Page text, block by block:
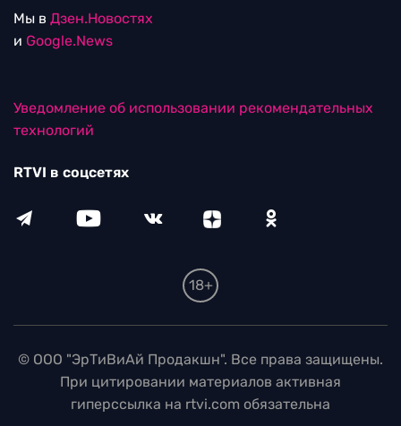
Мы в Дзен.Новостях
и Google.News
Уведомление об использовании рекомендательных
технологий
RTVI в соцсетях
18+
© ООО "ЭрТиВиАй Продакшн". Все права защищены.
При цитировании материалов активная
гиперссылка на rtvi.com обязательна